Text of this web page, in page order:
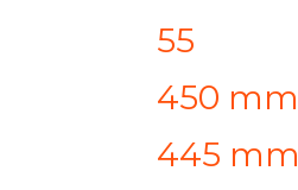
55
450 mm
445 mm